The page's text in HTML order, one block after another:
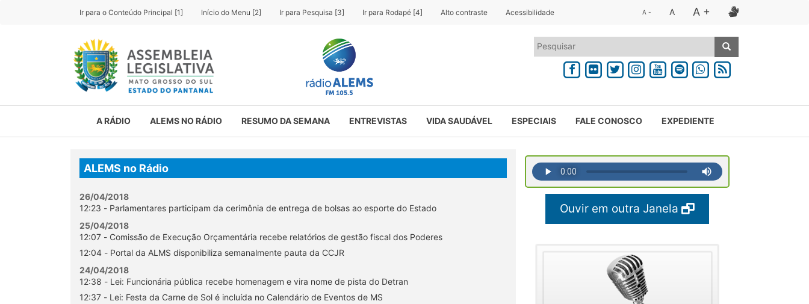
Ir para o Conteúdo Principal [1] Início do Menu [2] Ir para Pesquisa [3] Ir para Rodapé [4] Alto contraste Acessibilidade A - A A +
A RÁDIO ALEMS NO RÁDIO RESUMO DA SEMANA ENTREVISTAS VIDA SAUDÁVEL ESPECIAIS FALE CONOSCO EXPEDIENTE
ALEMS no Rádio
26/04/2018
12:23 - Parlamentares participam da cerimônia de entrega de bolsas ao esporte do Estado
25/04/2018
12:07 - Comissão de Execução Orçamentária recebe relatórios de gestão fiscal dos Poderes
12:04 - Portal da ALMS disponibiliza semanalmente pauta da CCJR
24/04/2018
12:38 - Lei: Funcionária pública recebe homenagem e vira nome de pista do Detran
12:37 - Lei: Festa da Carne de Sol é incluída no Calendário de Eventos de MS
Ouvir em outra Janela